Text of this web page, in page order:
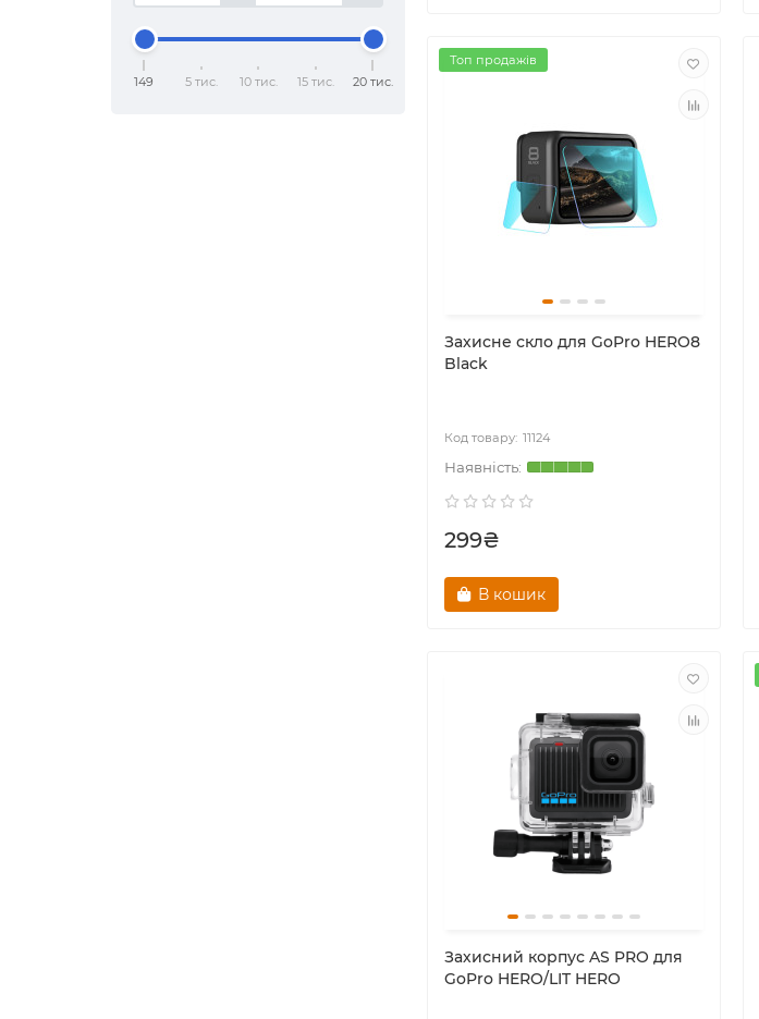
149 5 тис. 10 тис. 15 тис. 20 тис.
Топ продажів
Захисне скло для GoPro HERO8
Black
11124
299₴
В кошик
Захисний корпус AS PRO для
GoPro HERO/LIT HERO